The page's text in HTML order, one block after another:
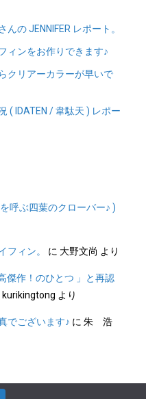
の JENNIFER レポート。
ィンをお作りできます♪
クリアーカラーが早いで
( IDATEN / 韋駄天 ) レポー
呼ぶ四葉のクローバー♪ )
フィン。 に 大野文尚 より
傑作！のひとつ 」と再認
kurikingtong より
でございます♪ に 朱 浩